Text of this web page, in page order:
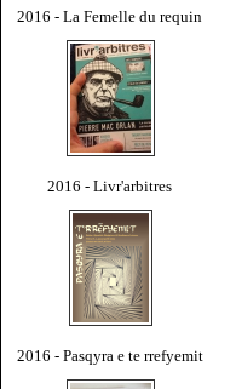
2016 - La Femelle du requin
2016 - Livr'arbitres
2016 - Pasqyra e te rrefyemit